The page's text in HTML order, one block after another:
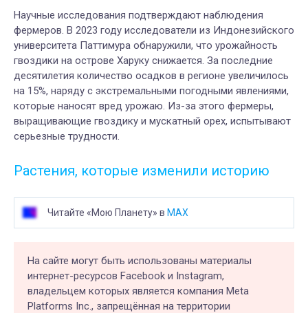
Научные исследования подтверждают наблюдения
фермеров. В 2023 году исследователи из Индонезийского
университета Паттимура обнаружили, что урожайность
гвоздики на острове Харуку снижается. За последние
десятилетия количество осадков в регионе увеличилось
на 15%, наряду с экстремальными погодными явлениями,
которые наносят вред урожаю. Из-за этого фермеры,
выращивающие гвоздику и мускатный орех, испытывают
серьезные трудности.
Растения, которые изменили историю
Читайте «Мою Планету» в MAX
На сайте могут быть использованы материалы
интернет-ресурсов Facebook и Instagram,
владельцем которых является компания Meta
Platforms Inc., запрещённая на территории